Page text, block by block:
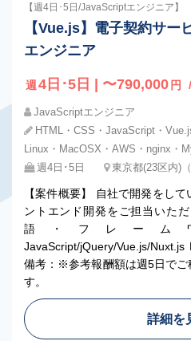
【週4日･5日/JavaScriptエンジニア】
【Vue.js】電子契約サー
エンジニア
週 4日･5日 | 〜790,000 円
JavaScriptエンジニア
HTML・CSS・JavaScript・
Linux・MacOSX・AWS・nginx・
週4日･5日
東京都(23区内)
【案件概要】 自社で開発をし
ントエンド開発をご担当いた
語・フレームワ
JavaScript/jQuery/Vue.js/
備考：※参考報酬額は週5日でご
す。
詳細を